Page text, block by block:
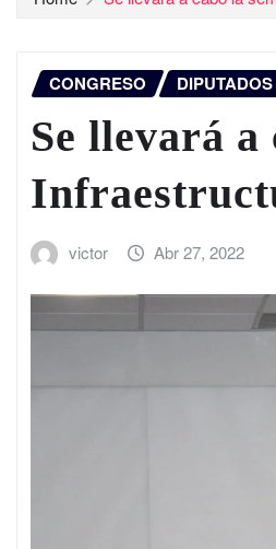
CONGRESO DIPUTADOS
Se llevará a
victor Abr 27, 2022